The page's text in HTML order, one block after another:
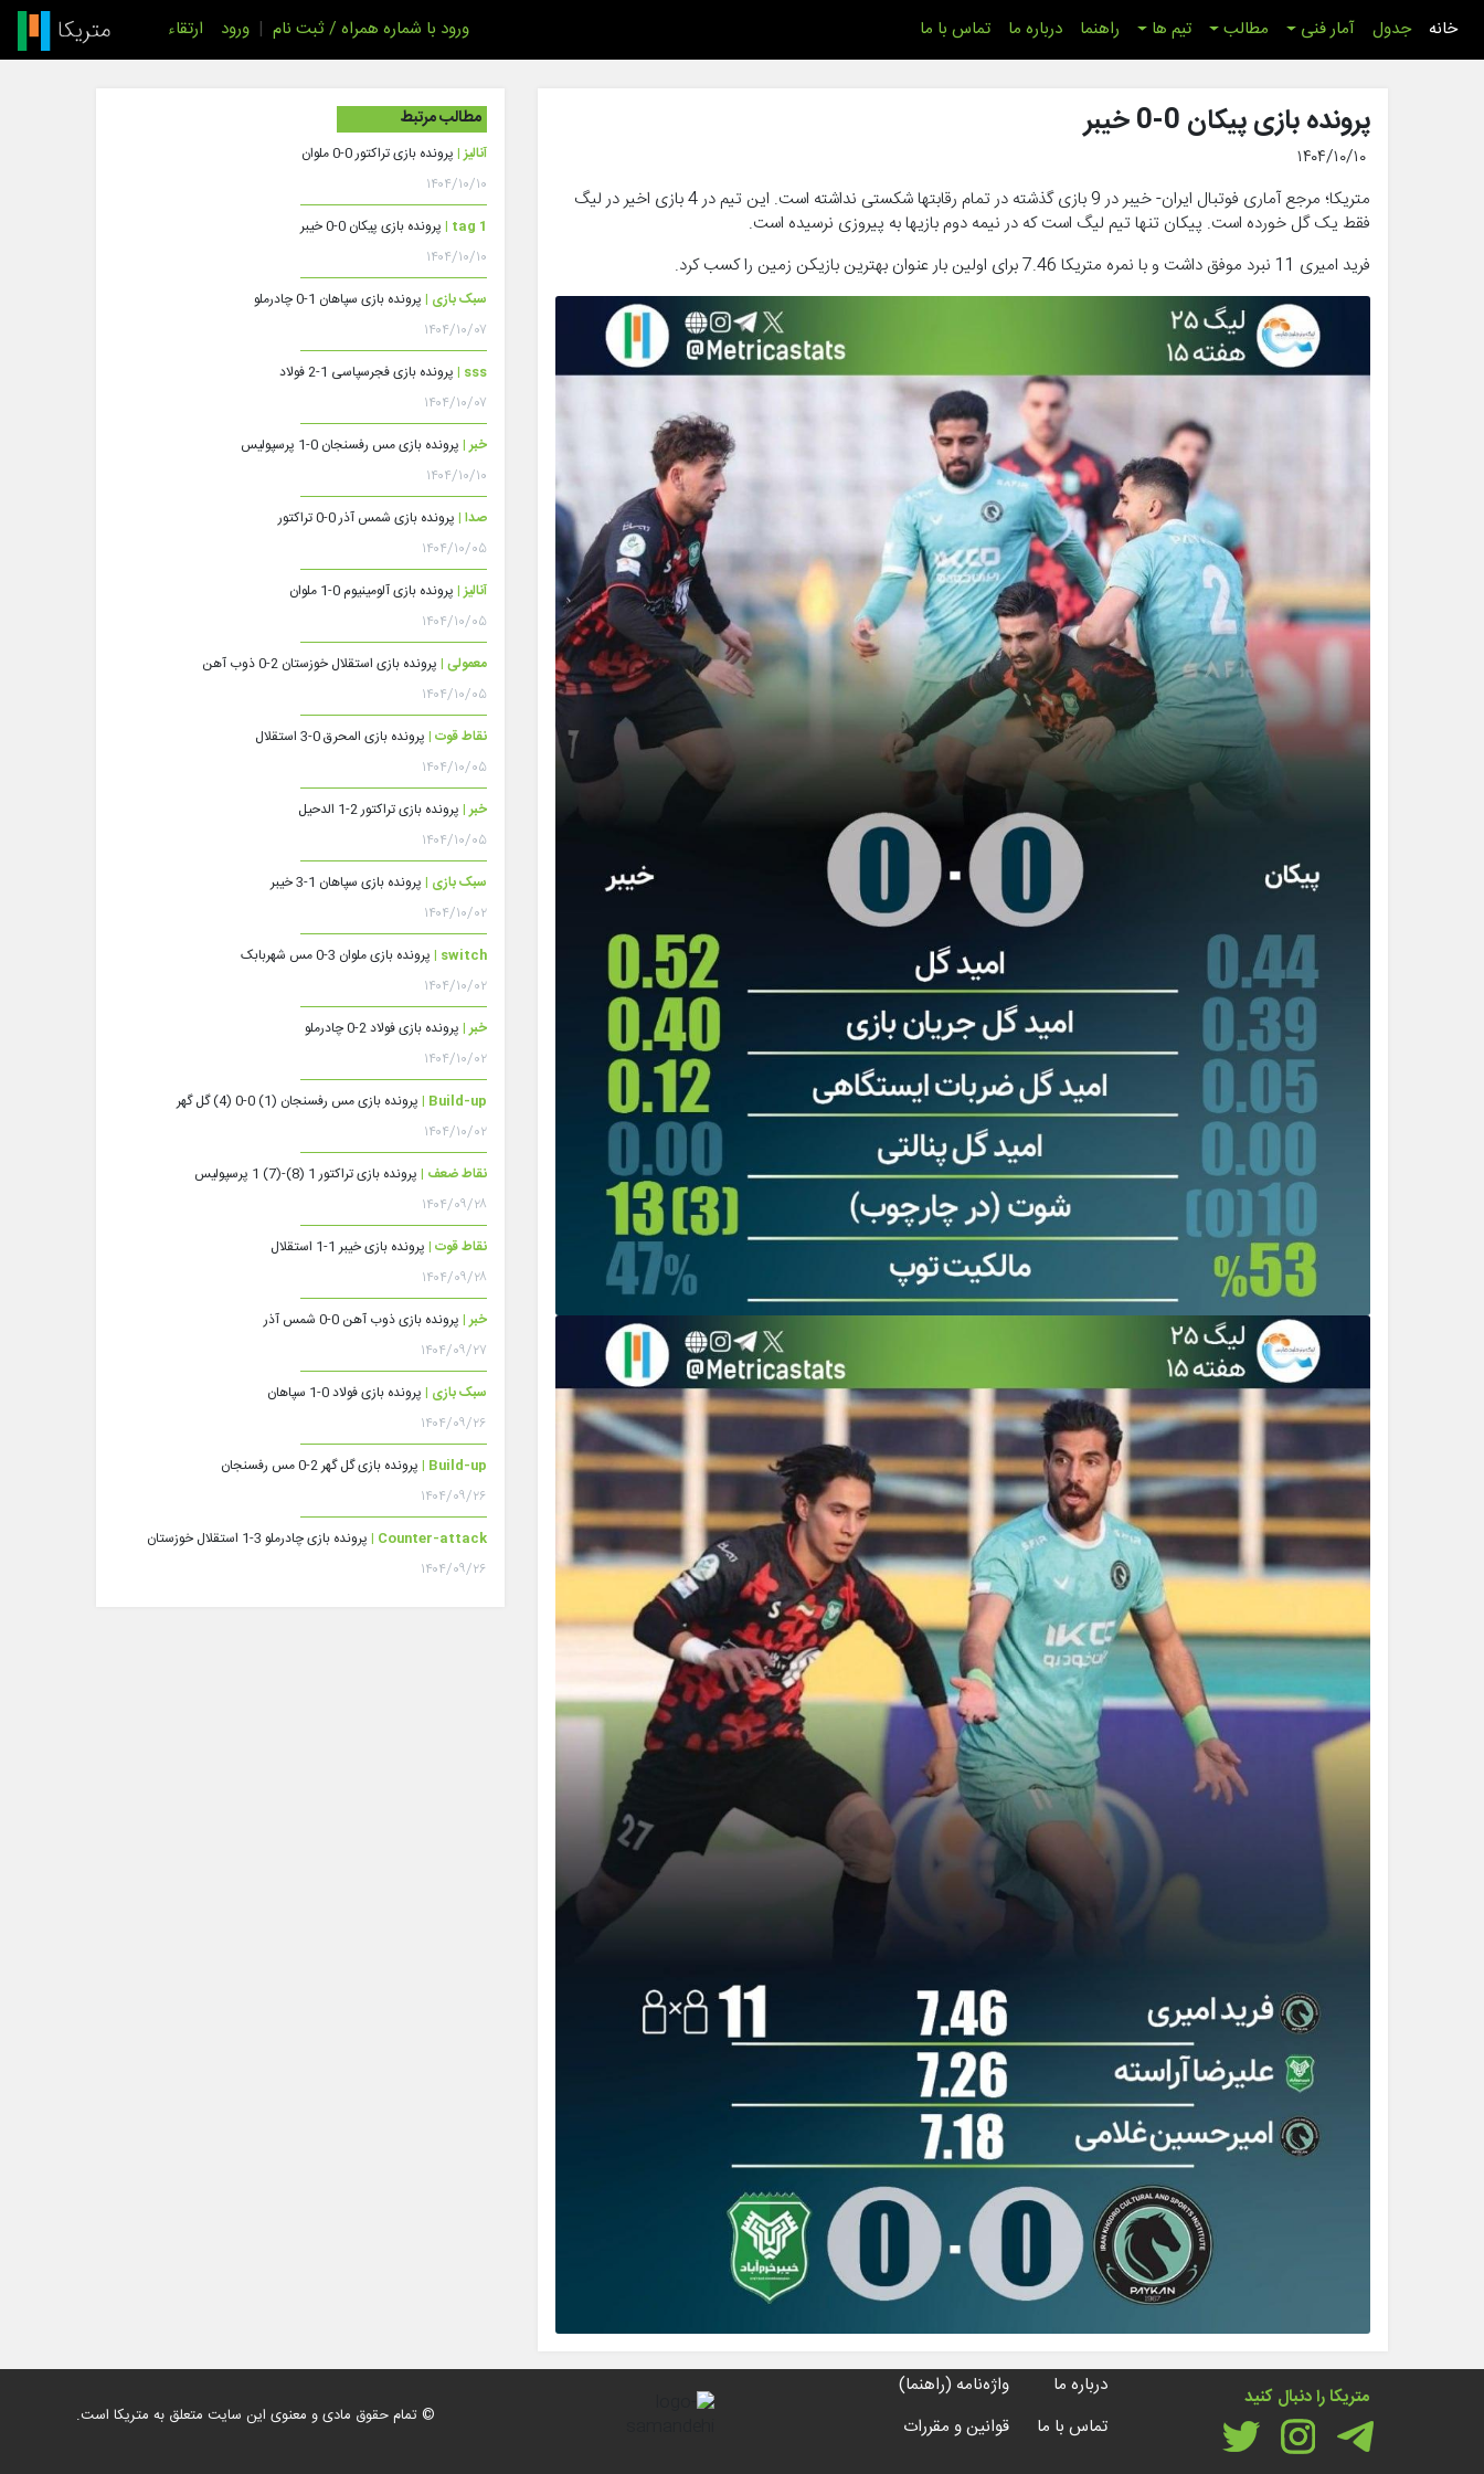
خانه(اینجا)
جدول آمار فنی مطالب تیم ها راهنما درباره ما تماس با ما ورود با شماره همراه / ثبت نام | ورود ارتقاء
پرونده بازی پیکان 0-0 خیبر
متریکا؛ مرجع آماری فوتبال ایران- خیبر در 9 بازی گذشته در تمام رقابتها شکستی نداشته است. این تیم در 4 بازی اخیر در لیگ
فقط یک گل خورده است. پیکان تنها تیم لیگ است که در نیمه دوم بازیها به پیروزی نرسیده است.
فرید امیری 11 نبرد موفق داشت و با نمره متریکا 7.46 برای اولین بار عنوان بهترین بازیکن زمین را کسب کرد.
مطالب مرتبط
آنالیز | پرونده بازی تراکتور 0-0 ملوان
۱۴۰۴/۱۰/۱۰
tag 1 | پرونده بازی پیکان 0-0 خیبر
۱۴۰۴/۱۰/۱۰
سبک بازی | پرونده بازی سپاهان 1-0 چادرملو
۱۴۰۴/۱۰/۰۷
sss | پرونده بازی فجرسپاسی 1-2 فولاد
۱۴۰۴/۱۰/۰۷
خبر | پرونده بازی مس رفسنجان 0-1 پرسپولیس
۱۴۰۴/۱۰/۱۰
صدا | پرونده بازی شمس آذر 0-0 تراکتور
۱۴۰۴/۱۰/۰۵
آنالیز | پرونده بازی آلومینیوم 0-1 ملوان
۱۴۰۴/۱۰/۰۵
معمولی | پرونده بازی استقلال خوزستان 2-0 ذوب آهن
۱۴۰۴/۱۰/۰۵
نقاط قوت | پرونده بازی المحرق 0-3 استقلال
۱۴۰۴/۱۰/۰۵
خبر | پرونده بازی تراکتور 2-1 الدحیل
۱۴۰۴/۱۰/۰۵
سبک بازی | پرونده بازی سپاهان 1-3 خیبر
۱۴۰۴/۱۰/۰۲
switch | پرونده بازی ملوان 3-0 مس شهربابک
۱۴۰۴/۱۰/۰۲
خبر | پرونده بازی فولاد 2-0 چادرملو
۱۴۰۴/۱۰/۰۲
Build-up | پرونده بازی مس رفسنجان (1) 0-0 (4) گل گهر
۱۴۰۴/۱۰/۰۲
نقاط ضعف | پرونده بازی تراکتور 1 (8)-(7) 1 پرسپولیس
۱۴۰۴/۰۹/۲۸
نقاط قوت | پرونده بازی خیبر 1-1 استقلال
۱۴۰۴/۰۹/۲۸
خبر | پرونده بازی ذوب آهن 0-0 شمس آذر
۱۴۰۴/۰۹/۲۷
سبک بازی | پرونده بازی فولاد 0-1 سپاهان
۱۴۰۴/۰۹/۲۶
Build-up | پرونده بازی گل گهر 2-0 مس رفسنجان
۱۴۰۴/۰۹/۲۶
Counter-attack | پرونده بازی چادرملو 3-1 استقلال خوزستان
۱۴۰۴/۰۹/۲۶
متریکا را دنبال کنید
درباره ما
تماس با ما
واژه‌نامه (راهنما)
قوانین و مقررات
© تمام حقوق مادی و معنوی این سایت متعلق به متریکا است.